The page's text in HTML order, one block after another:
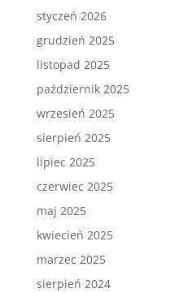
styczeń 2026
grudzień 2025
listopad 2025
październik 2025
wrzesień 2025
sierpień 2025
lipiec 2025
czerwiec 2025
maj 2025
kwiecień 2025
marzec 2025
sierpień 2024